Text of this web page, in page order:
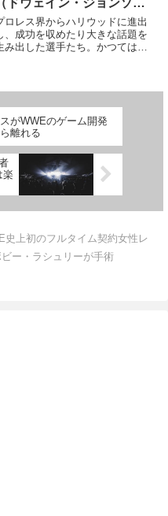
）らの俳優としてのスキ
を比較。「バティスタが
番だよ」
ロレス界からハリウッドに進出
、成功を収めたり大きな話題を
み出した選手たち。かつてはハ
ウッドで大活躍するようにな
...がWWEのゲーム開発
離れる
楽
史上初のフルタイム契約女性レ
ー・ラシュリーが手術